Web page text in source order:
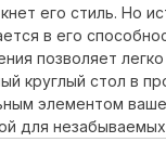
его стиль. Но
в его
позволяет
круглый стол в
элементом
для